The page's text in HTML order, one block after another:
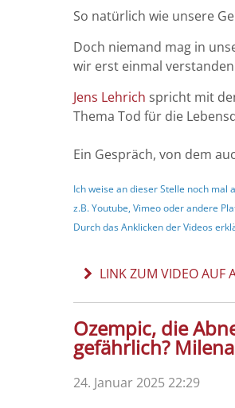
So natürlich wie unsere
Doch niemand mag in
wir erst einmal
Jens Lehrich spricht mit
Thema Tod für die
Ein Gespräch, von dem
Ich weise an dieser Stelle noch
z.B. Youtube, Vimeo oder andere
Durch das Anklicken der Videos
LINK ZUM VIDEO AUF
Ozempic, die
gefährlich?
24. Januar 2025 22:29